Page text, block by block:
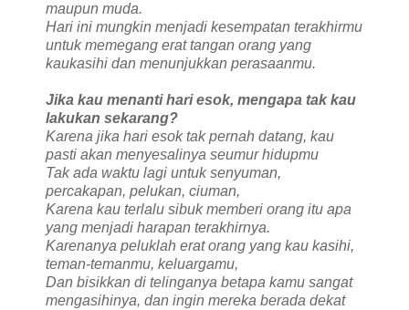
maupun muda.
Hari ini mungkin menjadi kesempatan terakhirmu
untuk memegang erat tangan orang yang
kaukasihi dan menunjukkan perasaanmu.
Jika kau menanti hari esok, mengapa tak kau
lakukan sekarang?
Karena jika hari esok tak pernah datang, kau
pasti akan menyesalinya seumur hidupmu
Tak ada waktu lagi untuk senyuman,
percakapan, pelukan, ciuman,
Karena kau terlalu sibuk memberi orang itu apa
yang menjadi harapan terakhirnya.
Karenanya peluklah erat orang yang kau kasihi,
teman-temanmu, keluargamu,
Dan bisikkan di telinganya betapa kamu sangat
mengasihinya, dan ingin mereka berada dekat